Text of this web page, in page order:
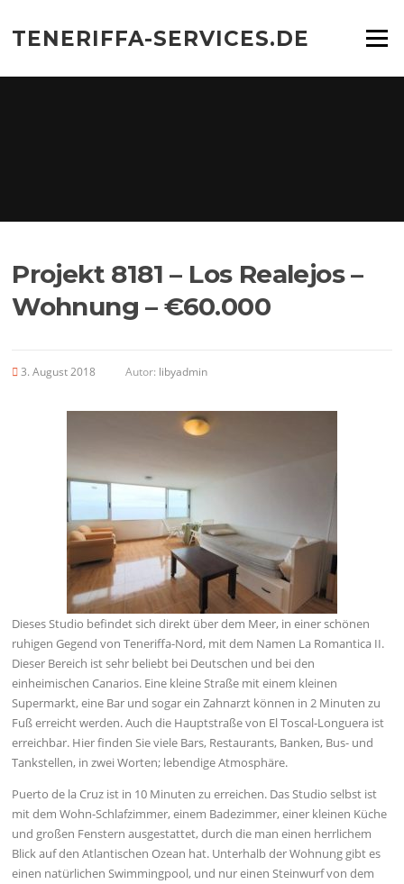
Inhalt
springen
TENERIFFA-SERVICES.DE Menü
Projekt 8181 – Los Realejos –
Wohnung – €60.000
3. August 2018 Autor: libyadmin
Dieses Studio befindet sich direkt über dem Meer, in einer schönen
ruhigen Gegend von Teneriffa-Nord, mit dem Namen La Romantica II.
Dieser Bereich ist sehr beliebt bei Deutschen und bei den
einheimischen Canarios. Eine kleine Straße mit einem kleinen
Supermarkt, eine Bar und sogar ein Zahnarzt können in 2 Minuten zu
Fuß erreicht werden. Auch die Hauptstraße von El Toscal-Longuera ist
erreichbar. Hier finden Sie viele Bars, Restaurants, Banken, Bus- und
Tankstellen, in zwei Worten; lebendige Atmosphäre.
Puerto de la Cruz ist in 10 Minuten zu erreichen. Das Studio selbst ist
mit dem Wohn-Schlafzimmer, einem Badezimmer, einer kleinen Küche
und großen Fenstern ausgestattet, durch die man einen herrlichem
Blick auf den Atlantischen Ozean hat. Unterhalb der Wohnung gibt es
einen natürlichen Swimmingpool, und nur einen Steinwurf von dem